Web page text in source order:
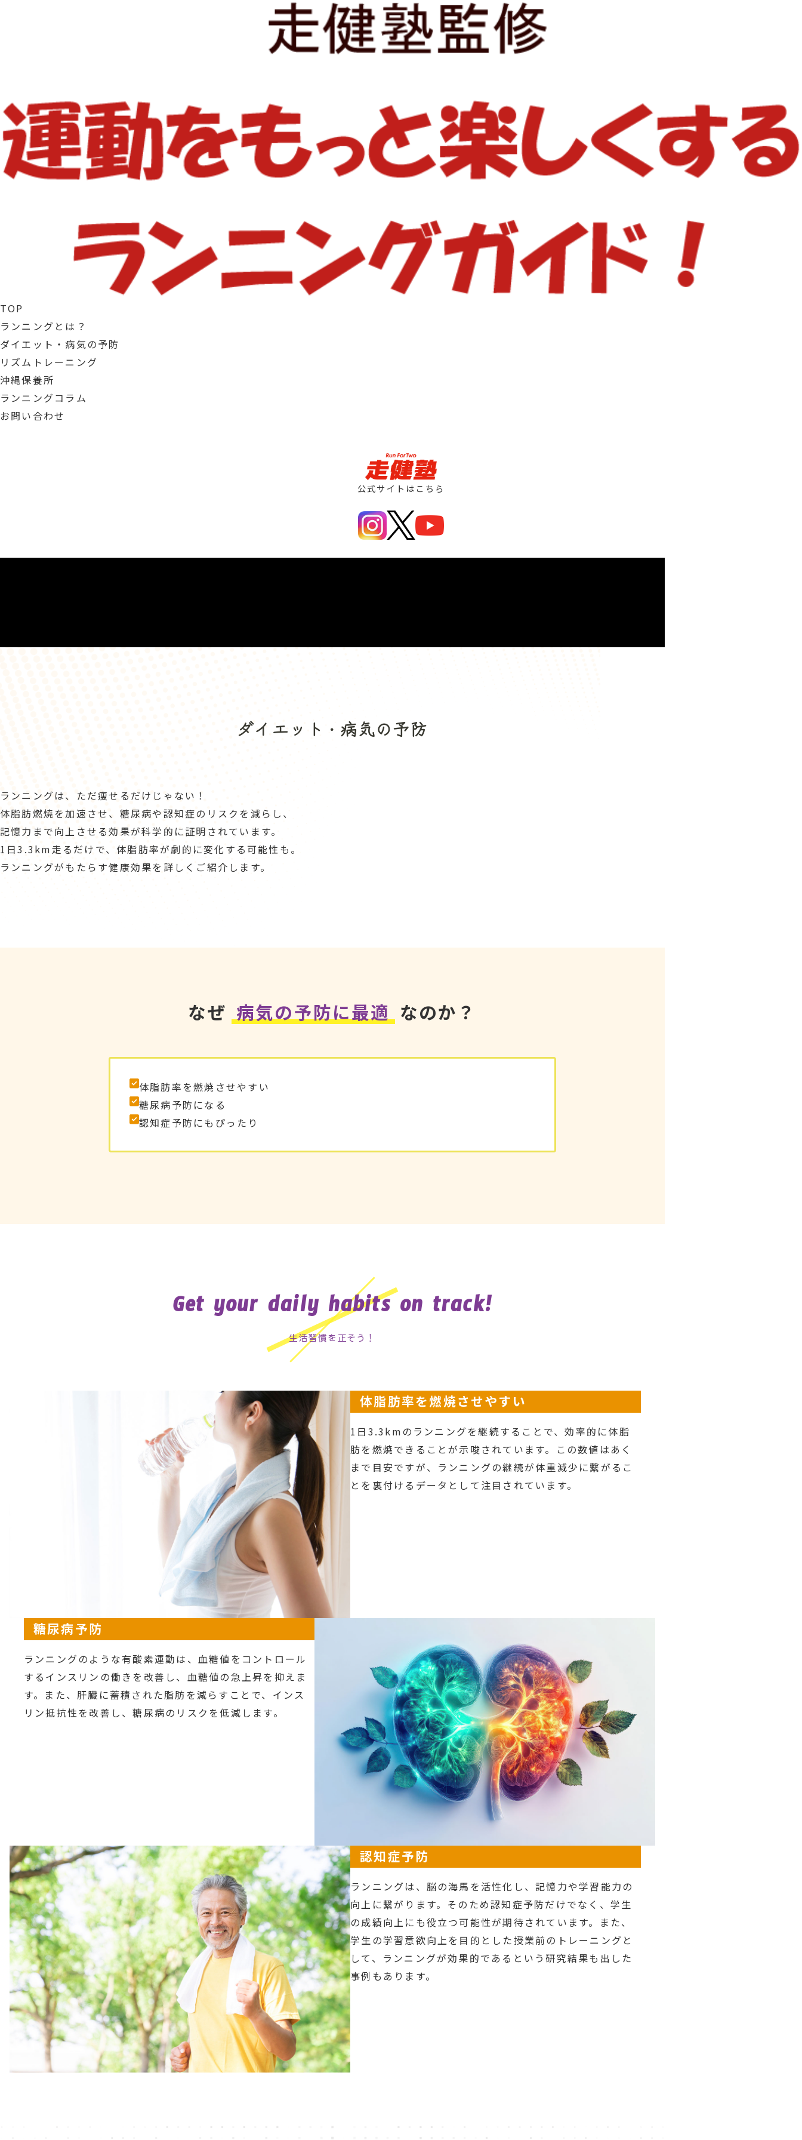
TOP
ランニングとは？
ダイエット・病気の予防
リズムトレーニング
沖縄保養所
ランニングコラム
お問い合わせ
公式サイトはこちら
ダイエット・病気の予防
ランニングは、ただ痩せるだけじゃない！
体脂肪燃焼を加速させ、糖尿病や認知症のリスクを減らし、
記憶力まで向上させる効果が科学的に証明されています。
1日3.3km走るだけで、体脂肪率が劇的に変化する可能性も。
ランニングがもたらす健康効果を詳しくご紹介します。
なぜ 病気の予防に最適 なのか？
体脂肪率を燃焼させやすい
糖尿病予防になる
認知症予防にもぴったり
Get your daily habits on track!
生活習慣を正そう！
体脂肪率を燃焼させやすい
1日3.3kmのランニングを継続することで、効率的に体脂
肪を燃焼できることが示唆されています。この数値はあく
まで目安ですが、ランニングの継続が体重減少に繋がるこ
とを裏付けるデータとして注目されています。
糖尿病予防
ランニングのような有酸素運動は、血糖値をコントロール
するインスリンの働きを改善し、血糖値の急上昇を抑えま
す。また、肝臓に蓄積された脂肪を減らすことで、インス
リン抵抗性を改善し、糖尿病のリスクを低減します。
認知症予防
ランニングは、脳の海馬を活性化し、記憶力や学習能力の
向上に繋がります。そのため認知症予防だけでなく、学生
の成績向上にも役立つ可能性が期待されています。また、
学生の学習意欲向上を目的とした授業前のトレーニングと
して、ランニングが効果的であるという研究結果も出した
事例もあります。